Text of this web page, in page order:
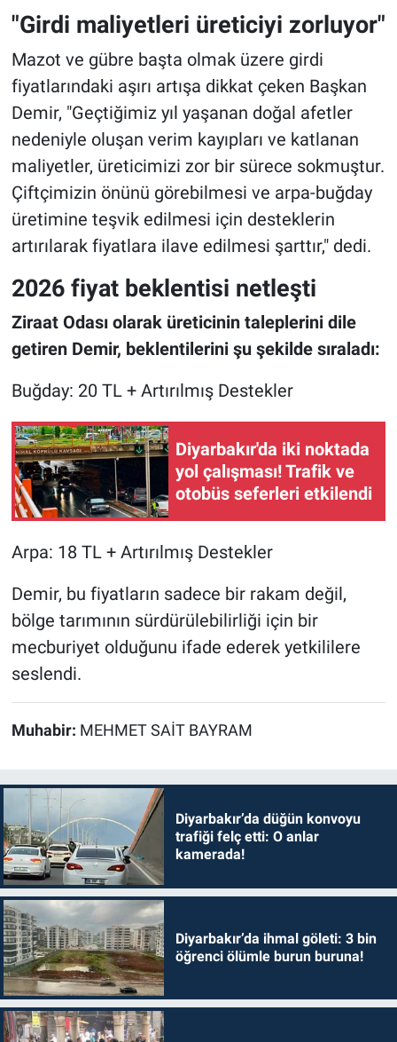
"Girdi maliyetleri üreticiyi zorluyor"
Mazot ve gübre başta olmak üzere girdi
fiyatlarındaki aşırı artışa dikkat çeken Başkan
Demir, "Geçtiğimiz yıl yaşanan doğal afetler
nedeniyle oluşan verim kayıpları ve katlanan
maliyetler, üreticimizi zor bir sürece sokmuştur.
Çiftçimizin önünü görebilmesi ve arpa-buğday
üretimine teşvik edilmesi için desteklerin
artırılarak fiyatlara ilave edilmesi şarttır," dedi.
2026 fiyat beklentisi netleşti
Ziraat Odası olarak üreticinin taleplerini dile
getiren Demir, beklentilerini şu şekilde sıraladı:
Buğday: 20 TL + Artırılmış Destekler
Diyarbakır'da iki noktada
yol çalışması! Trafik ve
otobüs seferleri etkilendi
Arpa: 18 TL + Artırılmış Destekler
Demir, bu fiyatların sadece bir rakam değil,
bölge tarımının sürdürülebilirliği için bir
mecburiyet olduğunu ifade ederek yetkililere
seslendi.
Muhabir: MEHMET SAİT BAYRAM
Diyarbakır’da düğün konvoyu
trafiği felç etti: O anlar
kamerada!
Diyarbakır’da ihmal göleti: 3 bin
öğrenci ölümle burun buruna!